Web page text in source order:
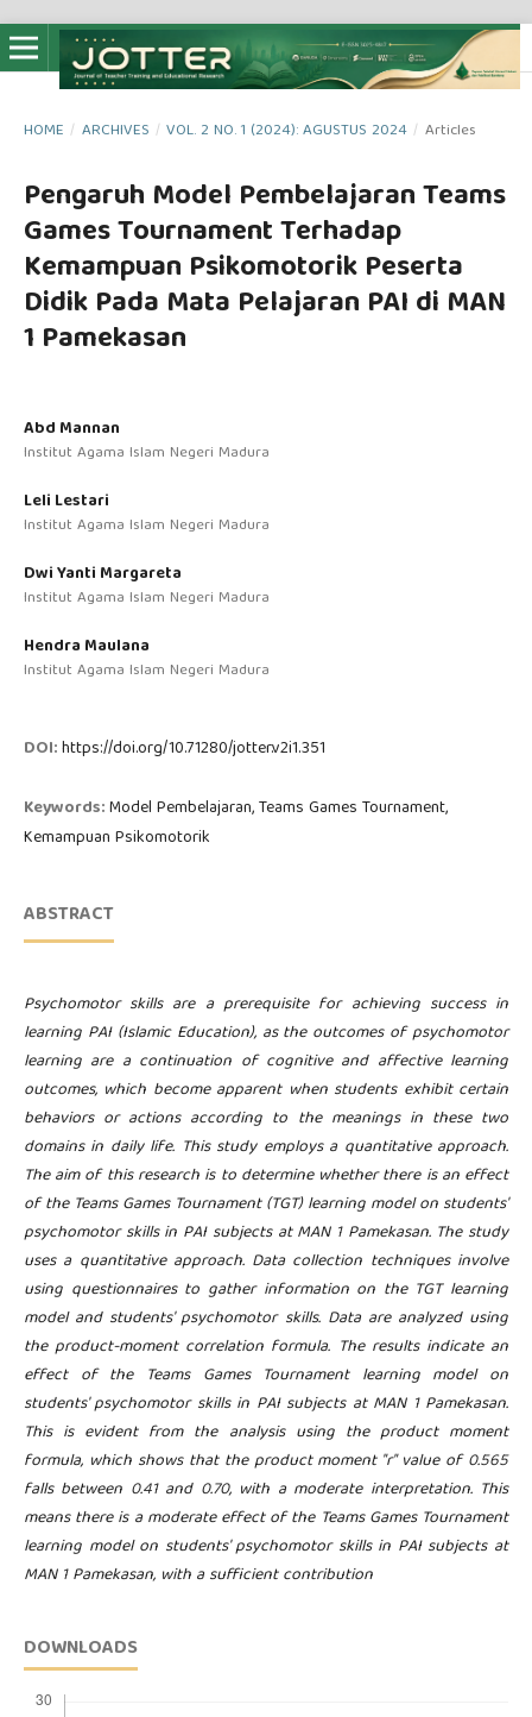
HOME / ARCHIVES / VOL. 2 NO. 1 (2024): AGUSTUS 2024 / Articles
Pengaruh Model Pembelajaran Teams
Games Tournament Terhadap
Kemampuan Psikomotorik Peserta
Didik Pada Mata Pelajaran PAI di MAN
1 Pamekasan
Abd Mannan
Institut Agama Islam Negeri Madura
Leli Lestari
Institut Agama Islam Negeri Madura
Dwi Yanti Margareta
Institut Agama Islam Negeri Madura
Hendra Maulana
Institut Agama Islam Negeri Madura
DOI:https://doi.org/10.71280/jotter.v2i1.351
Keywords:Model Pembelajaran, Teams Games Tournament,
Kemampuan Psikomotorik
ABSTRACT
Psychomotor skills are a prerequisite for achieving success in
learning PAI (Islamic Education), as the outcomes of psychomotor
learning are a continuation of cognitive and affective learning
outcomes, which become apparent when students exhibit certain
behaviors or actions according to the meanings in these two
domains in daily life. This study employs a quantitative approach.
The aim of this research is to determine whether there is an effect
of the Teams Games Tournament (TGT) learning model on students'
psychomotor skills in PAI subjects at MAN 1 Pamekasan. The study
uses a quantitative approach. Data collection techniques involve
using questionnaires to gather information on the TGT learning
model and students' psychomotor skills. Data are analyzed using
the product-moment correlation formula. The results indicate an
effect of the Teams Games Tournament learning model on
students' psychomotor skills in PAI subjects at MAN 1 Pamekasan.
This is evident from the analysis using the product moment
formula, which shows that the product moment "r" value of 0.565
falls between 0.41 and 0.70, with a moderate interpretation. This
means there is a moderate effect of the Teams Games Tournament
learning model on students' psychomotor skills in PAI subjects at
MAN 1 Pamekasan, with a sufficient contribution
DOWNLOADS